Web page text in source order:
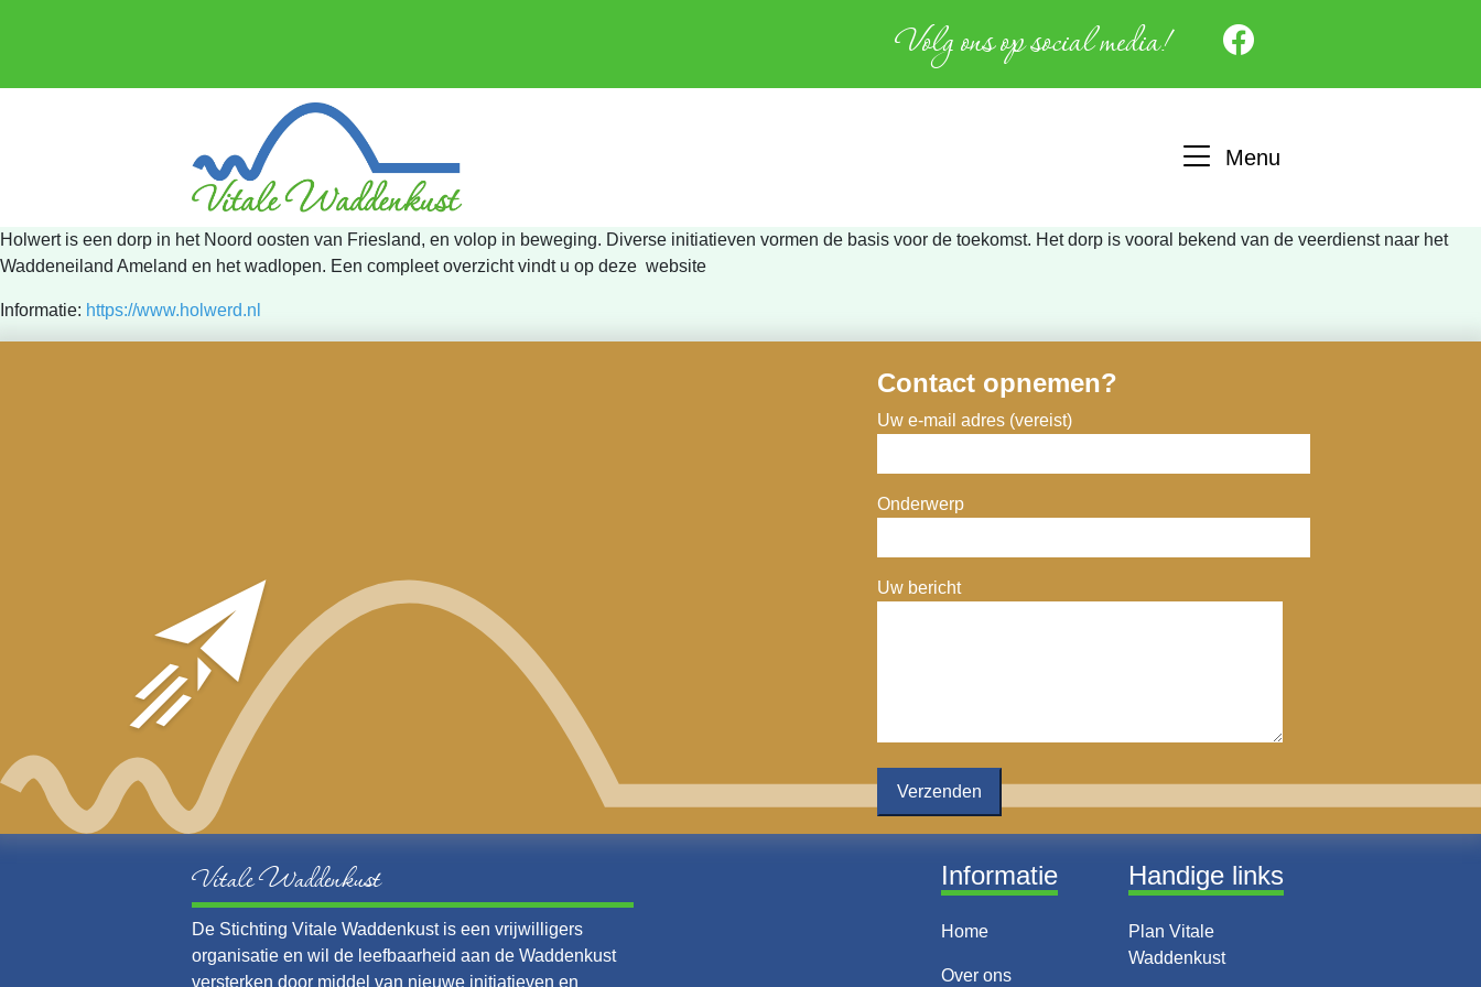
Volg ons op social media!
Menu
Holwert is een dorp in het Noord oosten van Friesland, en volop in beweging. Diverse initiatieven vormen de basis voor de toekomst. Het dorp is vooral bekend van de veerdienst naar het
Waddeneiland Ameland en het wadlopen. Een compleet overzicht vindt u op deze website
Informatie: https://www.holwerd.nl
Contact opnemen?
Uw e-mail adres (vereist)
Onderwerp
Uw bericht
Vitale Waddenkust
De Stichting Vitale Waddenkust is een vrijwilligers
organisatie en wil de leefbaarheid aan de Waddenkust
versterken door middel van nieuwe initiatieven en
Informatie
Home
Over ons
Handige links
Plan Vitale
Waddenkust